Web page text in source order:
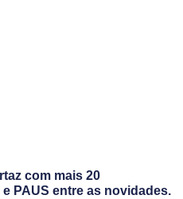
com mais 20
PAUS entre as novidades.